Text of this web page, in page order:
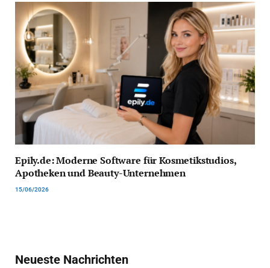
Epily.de: Moderne Software für Kosmetikstudios,
Apotheken und Beauty-Unternehmen
15/06/2026
Neueste Nachrichten